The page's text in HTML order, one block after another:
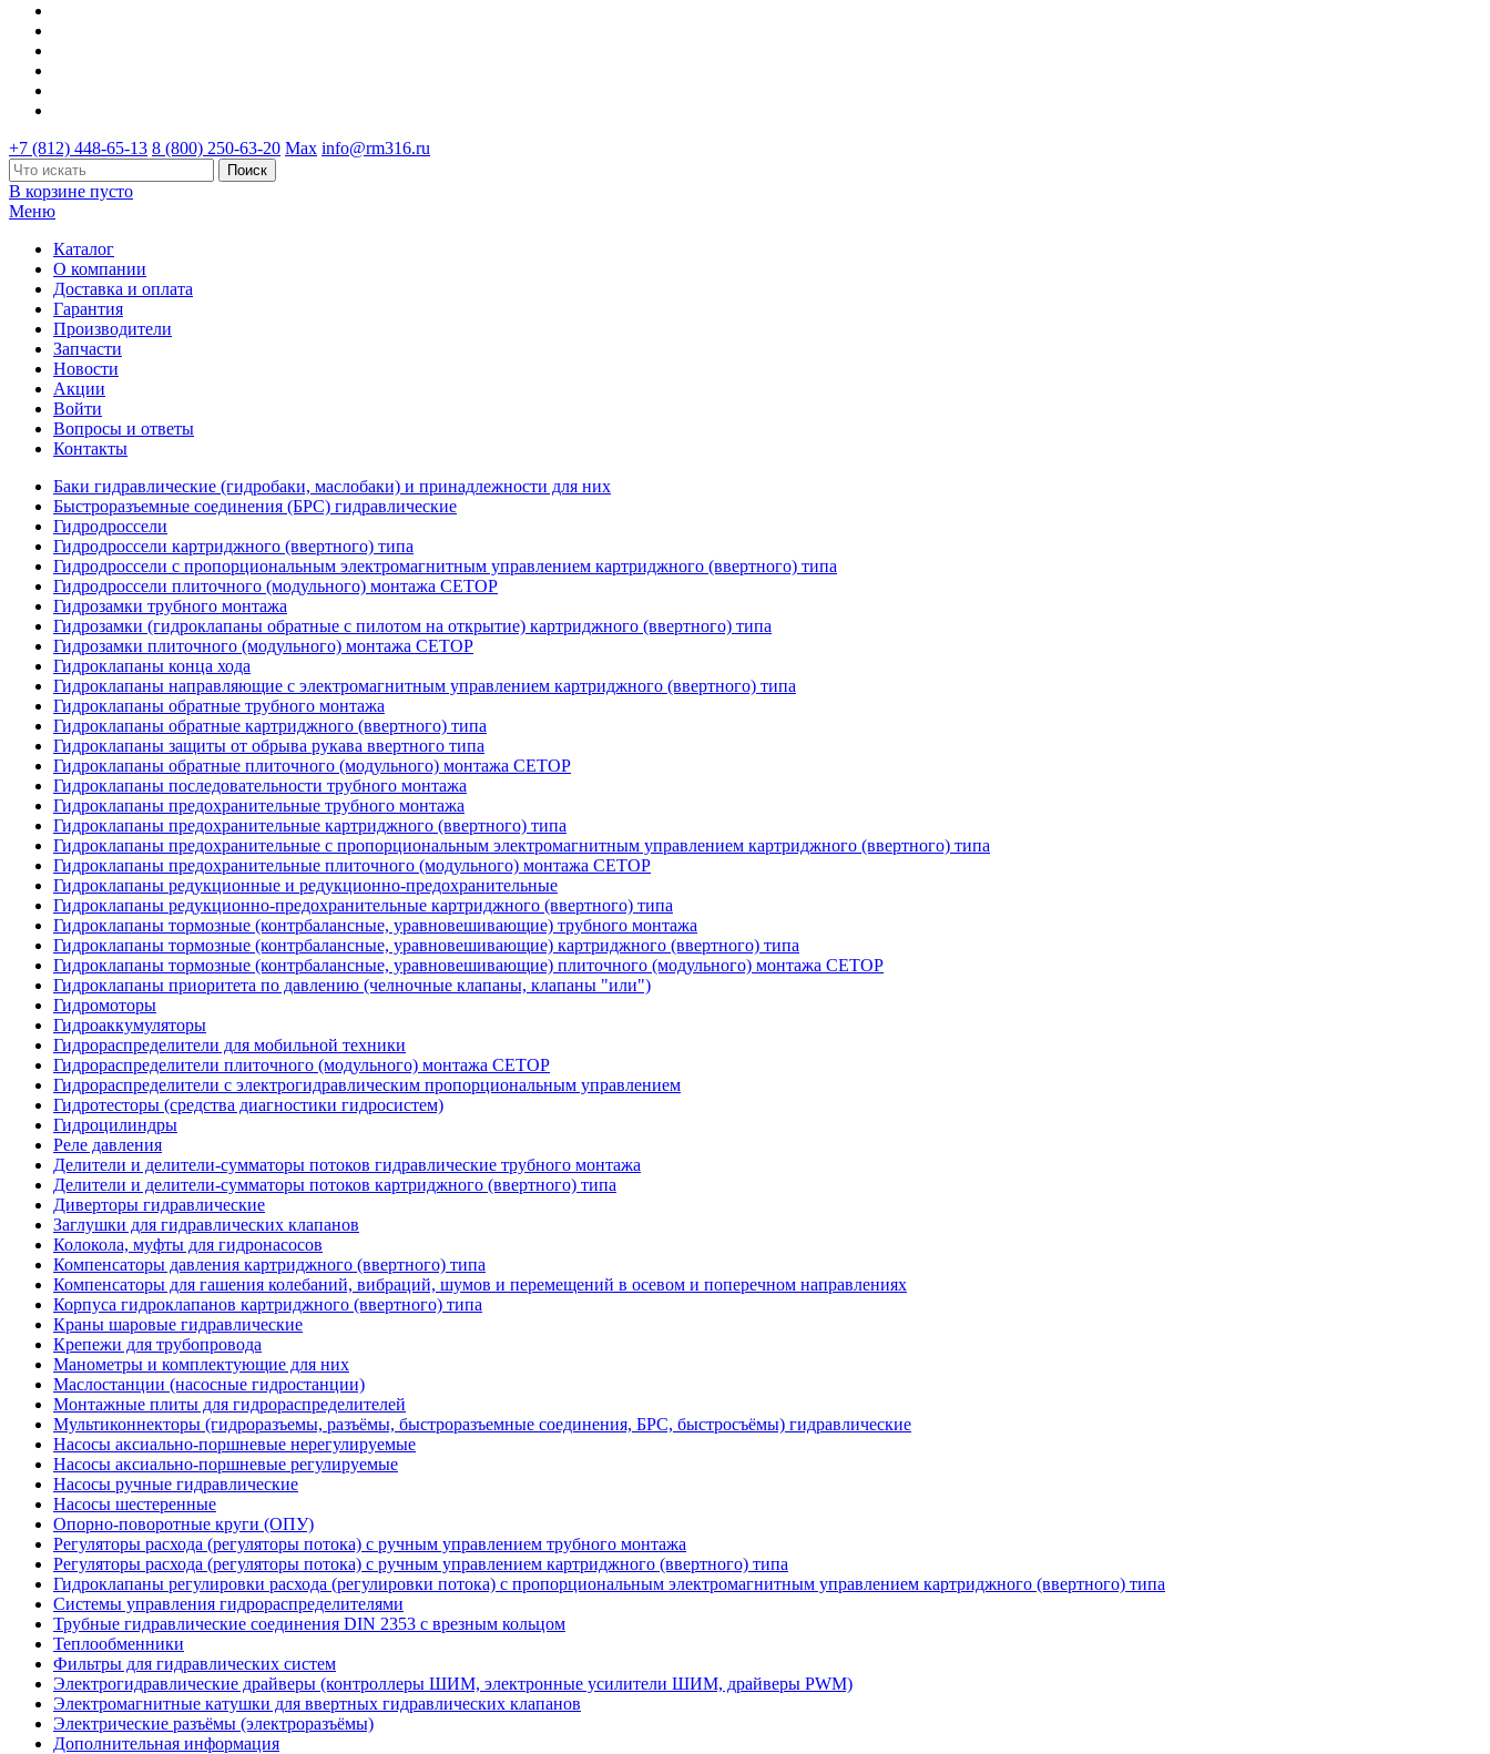
+7 (812) 448-65-13 8 (800) 250-63-20 Max info@rm316.ru
В корзине пусто
Меню
Каталог
О компании
Доставка и оплата
Гарантия
Производители
Запчасти
Новости
Акции
Войти
Вопросы и ответы
Контакты
Баки гидравлические (гидробаки, маслобаки) и принадлежности для них
Быстроразъемные соединения (БРС) гидравлические
Гидродроссели
Гидродроссели картриджного (ввертного) типа
Гидродроссели с пропорциональным электромагнитным управлением картриджного (ввертного) типа
Гидродроссели плиточного (модульного) монтажа CETOP
Гидрозамки трубного монтажа
Гидрозамки (гидроклапаны обратные с пилотом на открытие) картриджного (ввертного) типа
Гидрозамки плиточного (модульного) монтажа CETOP
Гидроклапаны конца хода
Гидроклапаны направляющие с электромагнитным управлением картриджного (ввертного) типа
Гидроклапаны обратные трубного монтажа
Гидроклапаны обратные картриджного (ввертного) типа
Гидроклапаны защиты от обрыва рукава ввертного типа
Гидроклапаны обратные плиточного (модульного) монтажа CETOP
Гидроклапаны последовательности трубного монтажа
Гидроклапаны предохранительные трубного монтажа
Гидроклапаны предохранительные картриджного (ввертного) типа
Гидроклапаны предохранительные с пропорциональным электромагнитным управлением картриджного (ввертного) типа
Гидроклапаны предохранительные плиточного (модульного) монтажа CETOP
Гидроклапаны редукционные и редукционно-предохранительные
Гидроклапаны редукционно-предохранительные картриджного (ввертного) типа
Гидроклапаны тормозные (контрбалансные, уравновешивающие) трубного монтажа
Гидроклапаны тормозные (контрбалансные, уравновешивающие) картриджного (ввертного) типа
Гидроклапаны тормозные (контрбалансные, уравновешивающие) плиточного (модульного) монтажа CETOP
Гидроклапаны приоритета по давлению (челночные клапаны, клапаны "или")
Гидромоторы
Гидроаккумуляторы
Гидрораспределители для мобильной техники
Гидрораспределители плиточного (модульного) монтажа СЕТОР
Гидрораспределители с электрогидравлическим пропорциональным управлением
Гидротесторы (средства диагностики гидросистем)
Гидроцилиндры
Реле давления
Делители и делители-сумматоры потоков гидравлические трубного монтажа
Делители и делители-сумматоры потоков картриджного (ввертного) типа
Диверторы гидравлические
Заглушки для гидравлических клапанов
Колокола, муфты для гидронасосов
Компенсаторы давления картриджного (ввертного) типа
Компенсаторы для гашения колебаний, вибраций, шумов и перемещений в осевом и поперечном направлениях
Корпуса гидроклапанов картриджного (ввертного) типа
Краны шаровые гидравлические
Крепежи для трубопровода
Манометры и комплектующие для них
Маслостанции (насосные гидростанции)
Монтажные плиты для гидрораспределителей
Мультиконнекторы (гидроразъемы, разъёмы, быстроразъемные соединения, БРС, быстросъёмы) гидравлические
Насосы аксиально-поршневые нерегулируемые
Насосы аксиально-поршневые регулируемые
Насосы ручные гидравлические
Насосы шестеренные
Опорно-поворотные круги (ОПУ)
Регуляторы расхода (регуляторы потока) с ручным управлением трубного монтажа
Регуляторы расхода (регуляторы потока) с ручным управлением картриджного (ввертного) типа
Гидроклапаны регулировки расхода (регулировки потока) с пропорциональным электромагнитным управлением картриджного (ввертного) типа
Системы управления гидрораспределителями
Трубные гидравлические соединения DIN 2353 с врезным кольцом
Теплообменники
Фильтры для гидравлических систем
Электрогидравлические драйверы (контроллеры ШИМ, электронные усилители ШИМ, драйверы PWM)
Электромагнитные катушки для ввертных гидравлических клапанов
Электрические разъёмы (электроразъёмы)
Дополнительная информация